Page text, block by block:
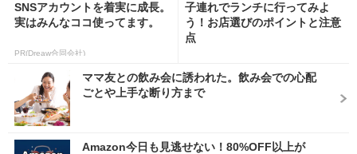
SNSアカウントを着実に成長。
実はみんなココ使ってます。
PR(Dreaw合同会社)
子連れでランチに行ってみよ
う！お店選びのポイントと注意
点
ママ友との飲み会に誘われた。飲み会での心配
ごとや上手な断り方まで
Amazon今日も見逃せない！80%OFF以上が